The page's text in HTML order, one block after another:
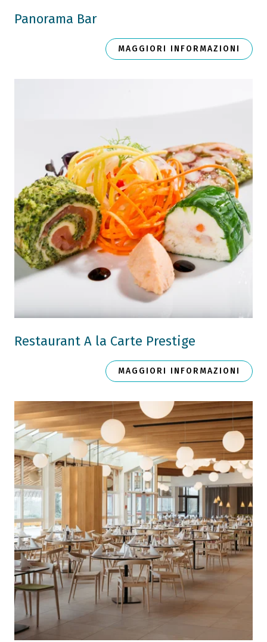
Panorama Bar
MAGGIORI INFORMAZIONI
Restaurant A la Carte Prestige
MAGGIORI INFORMAZIONI